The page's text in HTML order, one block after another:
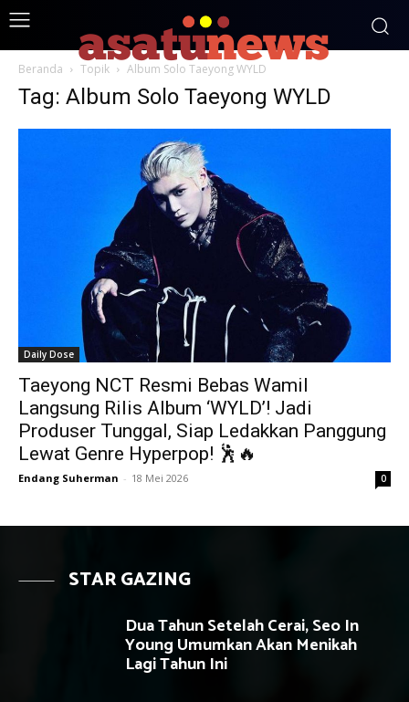
Beranda Topik Album Solo Taeyong WYLD
Tag: Album Solo Taeyong WYLD
Daily Dose
Taeyong NCT Resmi Bebas Wamil
Langsung Rilis Album ‘WYLD’! Jadi
Produser Tunggal, Siap Ledakkan Panggung
Lewat Genre Hyperpop! 🕺🔥
Endang Suherman - 18 Mei 2026 0
STAR GAZING
Dua Tahun Setelah Cerai, Seo In
Young Umumkan Akan Menikah
Lagi Tahun Ini